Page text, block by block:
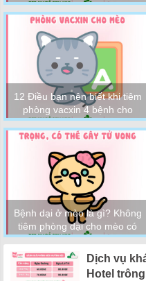
12 Điều bạn nên biết khi tiêm
phòng vacxin 4 bệnh cho
mèo
Bệnh dại ở mèo là gì? Không
tiêm phòng dại cho mèo có
sao không?
Dịch vụ
Hotel